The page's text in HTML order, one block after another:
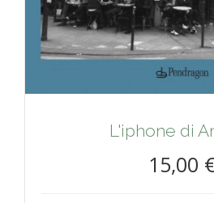
L'iphone di
15,00